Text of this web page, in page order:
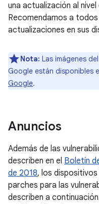
una actualización al
Recomendamos a
actualizaciones en sus
Nota: Las imágenes
Google están disponibles
Google.
Anuncios
Además de las
describen en el Boletín
de 2018, los
parches para las
describen a